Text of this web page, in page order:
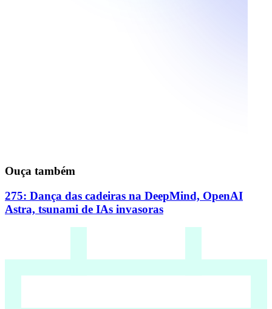
Ouça também
275: Dança das cadeiras na DeepMind, OpenAI
Astra, tsunami de IAs invasoras